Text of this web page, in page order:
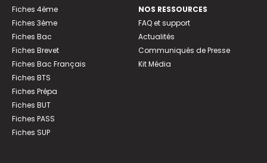
Fiches 4ème
Fiches 3ème
Fiches Bac
Fiches Brevet
Fiches Bac Français
Fiches BTS
Fiches Prépa
Fiches BUT
Fiches PASS
Fiches SUP
NOS RESSOURCES
FAQ et support
Actualités
Communiqués de Presse
Kit Média